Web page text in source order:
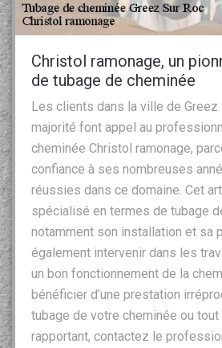
Christol ramonage, un
de tubage de cheminée
Les clients dans la ville de Greez
majorité font appel au
cheminée Christol ramonage,
confiance à ses nombreuses
réussies dans ce domaine. Cet
spécialisé en termes de tubage
notamment son installation et sa
également intervenir dans les
un bon fonctionnement de la
bénéficier d’une prestation
tubage de votre cheminée ou tout
rapportant, contactez le